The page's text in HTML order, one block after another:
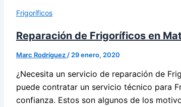
Frigoríficos
Reparación de Frigoríficos en
Marc Rodríguez / 29 enero, 2020
¿Necesita un servicio de reparación de
puede contratar un servicio técnico para
confianza. Estos son algunos de los